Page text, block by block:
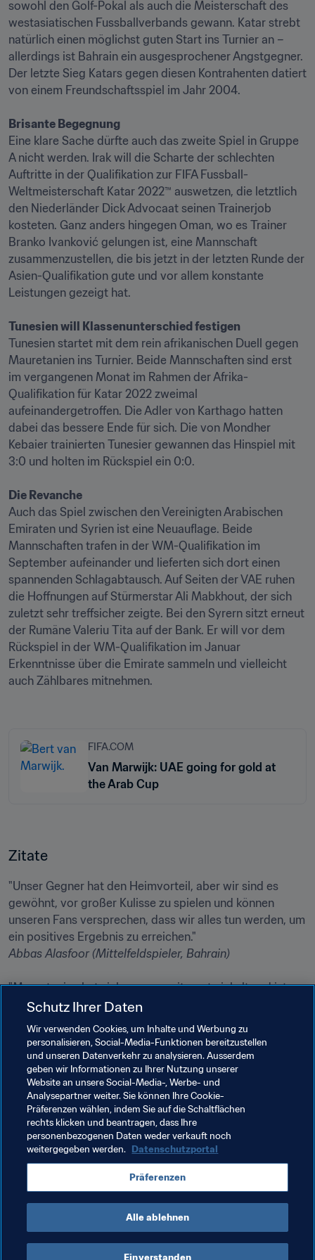
sowohl den Golf-Pokal als auch die Meisterschaft des
westasiatischen Fussballverbands gewann. Katar strebt
natürlich einen möglichst guten Start ins Turnier an –
allerdings ist Bahrain ein ausgesprochener Angstgegner.
Der letzte Sieg Katars gegen diesen Kontrahenten datiert
von einem Freundschaftsspiel im Jahr 2004.
Brisante Begegnung
Eine klare Sache dürfte auch das zweite Spiel in Gruppe
A nicht werden. Irak will die Scharte der schlechten
Auftritte in der Qualifikation zur FIFA Fussball-
Weltmeisterschaft Katar 2022™ auswetzen, die letztlich
den Niederländer Dick Advocaat seinen Trainerjob
kosteten. Ganz anders hingegen Oman, wo es Trainer
Branko Ivanković gelungen ist, eine Mannschaft
zusammenzustellen, die bis jetzt in der letzten Runde der
Asien-Qualifikation gute und vor allem konstante
Leistungen gezeigt hat.
Tunesien will Klassenunterschied festigen
Tunesien startet mit dem rein afrikanischen Duell gegen
Mauretanien ins Turnier. Beide Mannschaften sind erst
im vergangenen Monat im Rahmen der Afrika-
Qualifikation für Katar 2022 zweimal
aufeinandergetroffen. Die Adler von Karthago hatten
dabei das bessere Ende für sich. Die von Mondher
Kebaier trainierten Tunesier gewannen das Hinspiel mit
3:0 und holten im Rückspiel ein 0:0.
Die Revanche
Auch das Spiel zwischen den Vereinigten Arabischen
Emiraten und Syrien ist eine Neuauflage. Beide
Mannschaften trafen in der WM-Qualifikation im
September aufeinander und lieferten sich dort einen
spannenden Schlagabtausch. Auf Seiten der VAE ruhen
die Hoffnungen auf Stürmerstar Ali Mabkhout, der sich
zuletzt sehr treffsicher zeigte. Bei den Syrern sitzt erneut
der Rumäne Valeriu Tita auf der Bank. Er will vor dem
Rückspiel in der WM-Qualifikation im Januar
Erkenntnisse über die Emirate sammeln und vielleicht
auch Zählbares mitnehmen.
FIFA.COM
Van Marwijk: UAE going for gold at
the Arab Cup
Zitate
"Unser Gegner hat den Heimvorteil, aber wir sind es
gewöhnt, vor großer Kulisse zu spielen und können
unseren Fans versprechen, dass wir alles tun werden, um
Abbas Alasfoor (Mittelfeldspieler, Bahrain)
"Mauretanien hat sich enorm weiterentwickelt und ist
mitnichten ein einfacher Gegner. Wir müssen unbedingt
Ferjani Sassi (Spieler, Tunesien)
Verwandte Themen
FIFA-Arabien-Pokal 2021™️ Qatar AFC
Bahrain United Arab Emirates Syria
Tunisia CAF Mauritania Oman Iraq
Schutz Ihrer Daten
Wir verwenden Cookies, um Inhalte und Werbung zu
personalisieren, Social-Media-Funktionen bereitzustellen
und unseren Datenverkehr zu analysieren. Ausserdem
geben wir Informationen zu Ihrer Nutzung unserer
Website an unsere Social-Media-, Werbe- und
Analysepartner weiter. Sie können Ihre Cookie-
Präferenzen wählen, indem Sie auf die Schaltflächen
rechts klicken und beantragen, dass Ihre
personenbezogenen Daten weder verkauft noch
weitergegeben werden. Datenschutzportal
Präferenzen
Alle ablehnen
Einverstanden